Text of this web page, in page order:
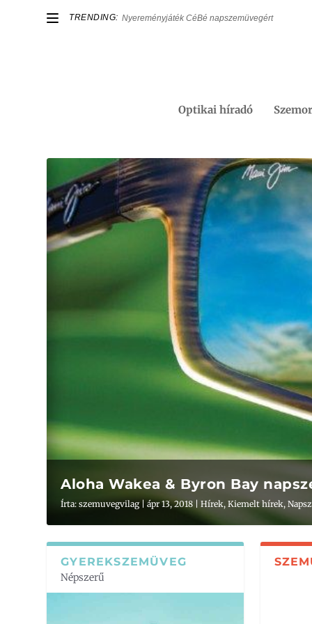
TRENDING: Nyereményjáték CéBé napszemüvegért
Optikai híradó
Aloha Wakea & Byron Bay
Írta:szemuvegvilag |ápr 13, 2018 |Hírek,Kiemelt hírek,
GYEREKSZEMÜVEG
Népszerű